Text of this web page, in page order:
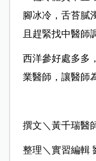
腳冰冷，舌苔膩
且趕緊找中醫師
西洋參好處多多
業醫師，讓醫師
撰文＼黃千瑞醫
整理＼實習編輯